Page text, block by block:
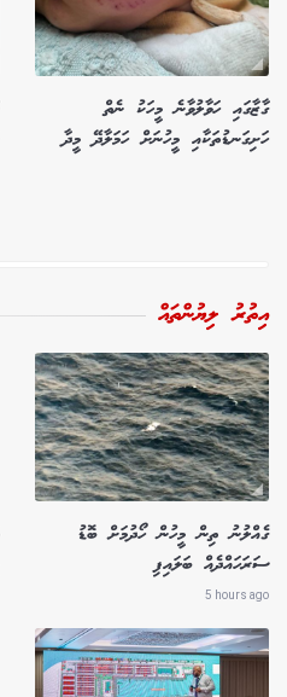
ގާޒާގައި ހަވާލުވާނެ މީހަކު ނެތް
ހަށިގަނޑުތަކާއި މީހުނަށް ހަމަލާދޭ މީދާ
އިތުރު ލިޔުންތައް
ގެއްލުނު ތިން މީހުން ހޯދުމަށް ބޮޑު
ސަރަހައްދެއް ބަލައިފި
5 hours ago